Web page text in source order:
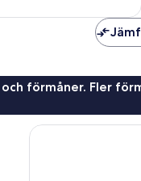
förmåner. Fler